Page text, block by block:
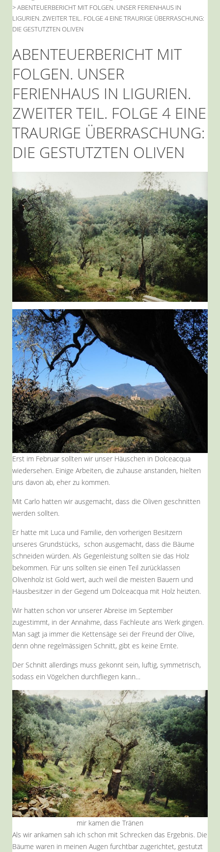
>ABENTEUERBERICHT MIT FOLGEN. UNSER FERIENHAUS IN
LIGURIEN. ZWEITER TEIL. FOLGE 4 EINE TRAURIGE ÜBERRASCHUNG:
DIE GESTUTZTEN OLIVEN
ABENTEUERBERICHT MIT
FOLGEN. UNSER
FERIENHAUS IN LIGURIEN.
ZWEITER TEIL. FOLGE 4 EINE
TRAURIGE ÜBERRASCHUNG:
DIE GESTUTZTEN OLIVEN
Erst im Februar sollten wir unser Häuschen in Dolceacqua
wiedersehen. Einige Arbeiten, die zuhause anstanden, hielten
uns davon ab, eher zu kommen.
Mit Carlo hatten wir ausgemacht, dass die Oliven geschnitten
werden sollten.
Er hatte mit Luca und Familie, den vorherigen Besitzern
unseres Grundstücks, schon ausgemacht, dass die Bäume
schneiden würden. Als Gegenleistung sollten sie das Holz
bekommen. Für uns sollten sie einen Teil zurücklassen
Olivenholz ist Gold wert, auch weil die meisten Bauern und
Hausbesitzer in der Gegend um Dolceacqua mit Holz heizten.
Wir hatten schon vor unserer Abreise im September
zugestimmt, in der Annahme, dass Fachleute ans Werk gingen.
Man sagt ja immer die Kettensäge sei der Freund der Olive,
denn ohne regelmässigen Schnitt, gibt es keine Ernte.
Der Schnitt allerdings muss gekonnt sein, luftig, symmetrisch,
sodass ein Vögelchen durchfliegen kann…
mir kamen die Tränen
Als wir ankamen sah ich schon mit Schrecken das Ergebnis. Die
Bäume waren in meinen Augen furchtbar zugerichtet, gestutzt